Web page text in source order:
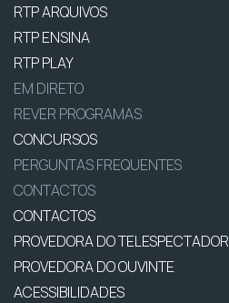
RTP ARQUIVOS
RTP ENSINA
RTP PLAY
EM DIRETO
REVER PROGRAMAS
CONCURSOS
PERGUNTAS FREQUENTES
CONTACTOS
CONTACTOS
PROVEDORA DO TELESPECTADOR
PROVEDORA DO OUVINTE
ACESSIBILIDADES